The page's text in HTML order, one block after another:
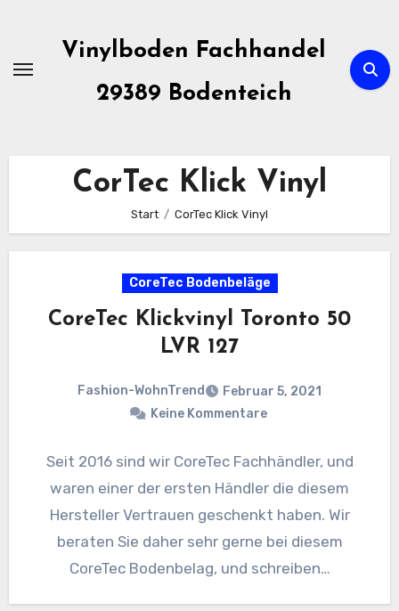
springen
Vinylboden Fachhandel
29389 Bodenteich
CorTec Klick Vinyl
Start CorTec Klick Vinyl
CoreTec Bodenbeläge
CoreTec Klickvinyl Toronto 50
LVR 127
Fashion-WohnTrend
Februar 5, 2021
Keine Kommentare
Seit 2016 sind wir CoreTec Fachhändler, und
waren einer der ersten Händler die diesem
Hersteller Vertrauen geschenkt haben. Wir
beraten Sie daher sehr gerne bei diesem
CoreTec Bodenbelag, und schreiben…